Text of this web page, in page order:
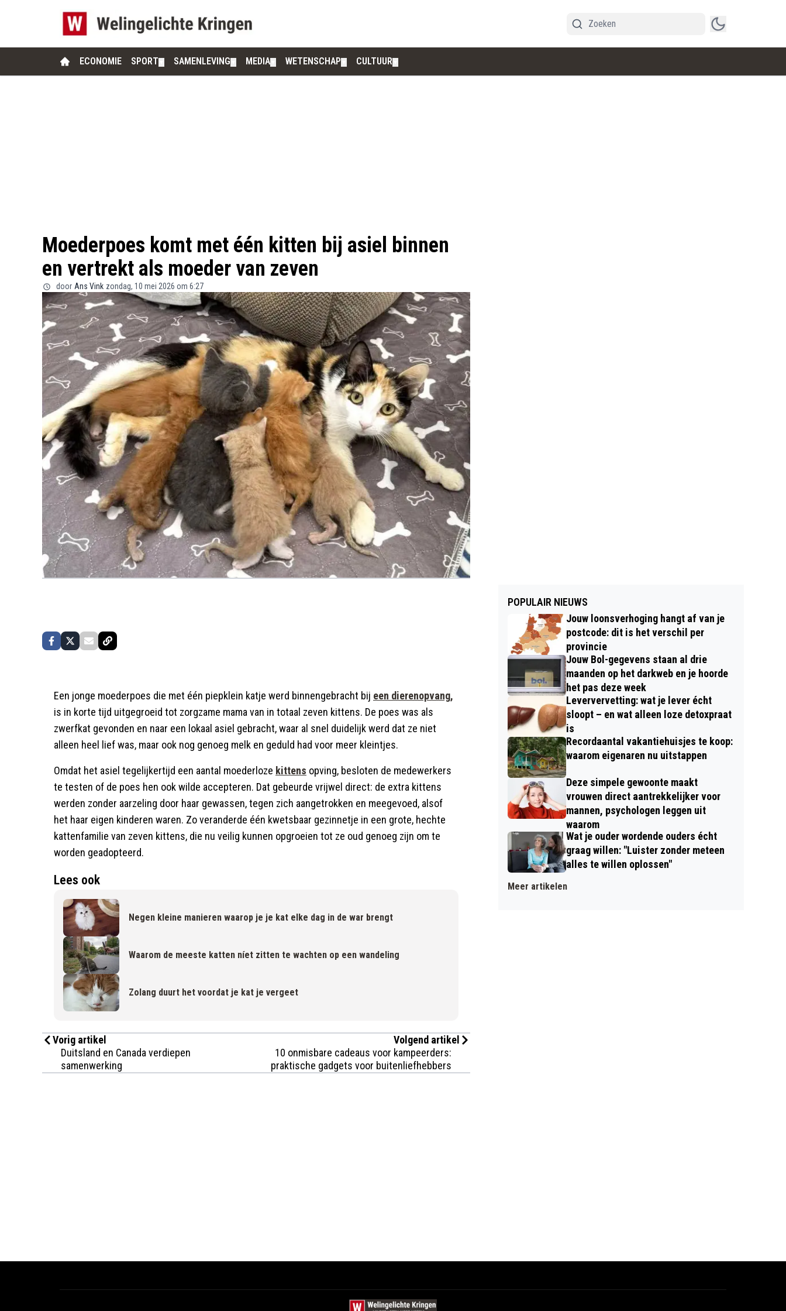
ECONOMIE SPORT SAMENLEVING MEDIA WETENSCHAP CULTUUR
Moederpoes komt met één kitten bij asiel binnen
en vertrekt als moeder van zeven
door Ans Vink zondag, 10 mei 2026 om 6:27
Een jonge moederpoes die met één piepklein katje werd binnengebracht bij een dierenopvang,
is in korte tijd uitgegroeid tot zorgzame mama van in totaal zeven kittens. De poes was als
zwerfkat gevonden en naar een lokaal asiel gebracht, waar al snel duidelijk werd dat ze niet
alleen heel lief was, maar ook nog genoeg melk en geduld had voor meer kleintjes.
Omdat het asiel tegelijkertijd een aantal moederloze kittens opving, besloten de medewerkers
te testen of de poes hen ook wilde accepteren. Dat gebeurde vrijwel direct: de extra kittens
werden zonder aarzeling door haar gewassen, tegen zich aangetrokken en meegevoed, alsof
het haar eigen kinderen waren. Zo veranderde één kwetsbaar gezinnetje in een grote, hechte
kattenfamilie van zeven kittens, die nu veilig kunnen opgroeien tot ze oud genoeg zijn om te
worden geadopteerd.
Lees ook
Negen kleine manieren waarop je je kat elke dag in de war brengt
Waarom de meeste katten níet zitten te wachten op een wandeling
Zolang duurt het voordat je kat je vergeet
Vorig artikel
Duitsland en Canada verdiepen
samenwerking
Volgend artikel
10 onmisbare cadeaus voor kampeerders:
praktische gadgets voor buitenliefhebbers
POPULAIR NIEUWS
Jouw loonsverhoging hangt af van je
postcode: dit is het verschil per
provincie
Jouw Bol-gegevens staan al drie
maanden op het darkweb en je hoorde
het pas deze week
Leververvetting: wat je lever écht
sloopt – en wat alleen loze detoxpraat
is
Recordaantal vakantiehuisjes te koop:
waarom eigenaren nu uitstappen
Deze simpele gewoonte maakt
vrouwen direct aantrekkelijker voor
mannen, psychologen leggen uit
waarom
Wat je ouder wordende ouders écht
graag willen: "Luister zonder meteen
alles te willen oplossen"
Meer artikelen